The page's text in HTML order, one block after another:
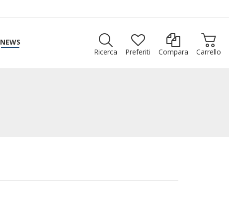
NEWS
Ricerca
Preferiti Compara Carrello